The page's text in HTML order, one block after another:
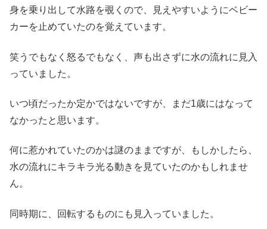
身を乗り出して水路を覗くので、見えやすいようにベビー
カーを止めていたのを覚えています。
笑うでもなく怒るでもなく、声も出さずに水の流れに見入
っていました。
いつ頃だったか定かではないですが、まだ1歳にはなって
なかったと思います。
何に惹かれていたのかは謎のままですが、もしかしたら、
水の流れにキラキラ光る動きを見ていたのかもしれませ
ん。
同時期に、回転するものにも見入っていました。